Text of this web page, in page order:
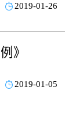
2019-01-26
》
2019-01-05